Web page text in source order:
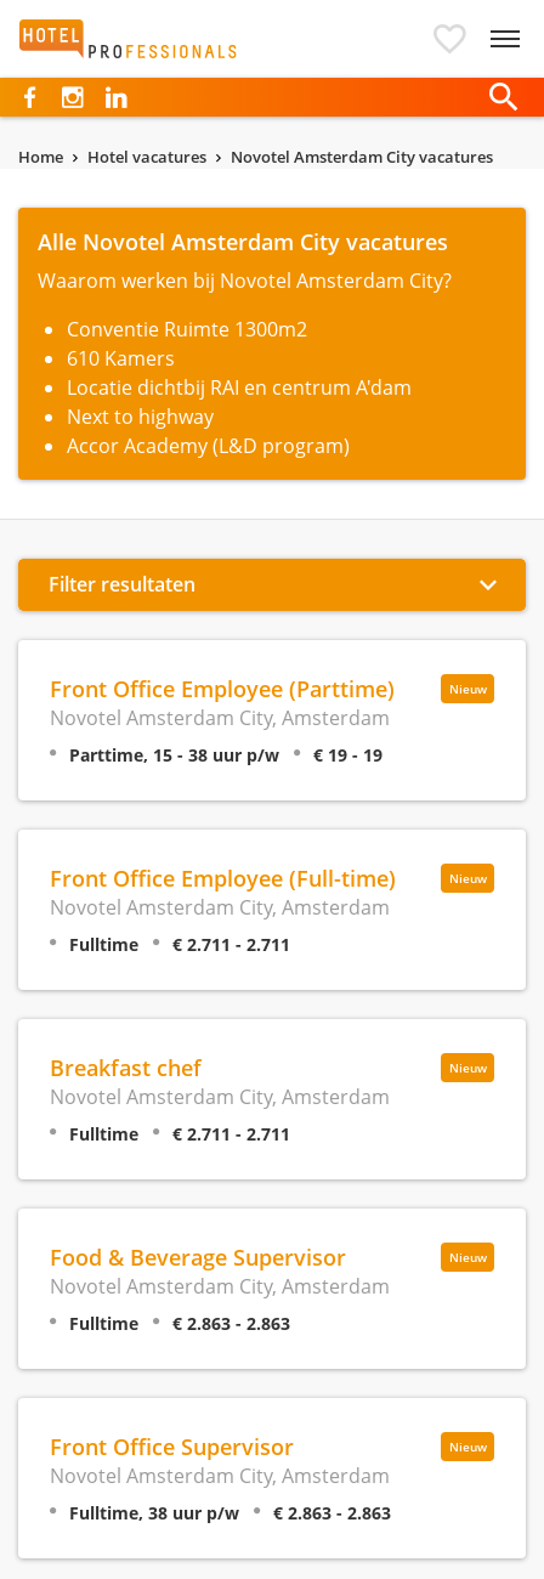
Hotelprofessionals
Home Hotel vacatures Novotel Amsterdam City vacatures
Alle Novotel Amsterdam City vacatures
Waarom werken bij Novotel Amsterdam City?
Conventie Ruimte 1300m2
610 Kamers
Locatie dichtbij RAI en centrum A'dam
Next to highway
Accor Academy (L&D program)
Filter resultaten
Nieuw
Front Office Employee (Parttime)
Novotel Amsterdam City, Amsterdam
Parttime, 15 - 38 uur p/w € 19 - 19
Nieuw
Front Office Employee (Full-time)
Novotel Amsterdam City, Amsterdam
Fulltime € 2.711 - 2.711
Nieuw
Breakfast chef
Novotel Amsterdam City, Amsterdam
Fulltime € 2.711 - 2.711
Nieuw
Food & Beverage Supervisor
Novotel Amsterdam City, Amsterdam
Fulltime € 2.863 - 2.863
Nieuw
Front Office Supervisor
Novotel Amsterdam City, Amsterdam
Fulltime, 38 uur p/w € 2.863 - 2.863